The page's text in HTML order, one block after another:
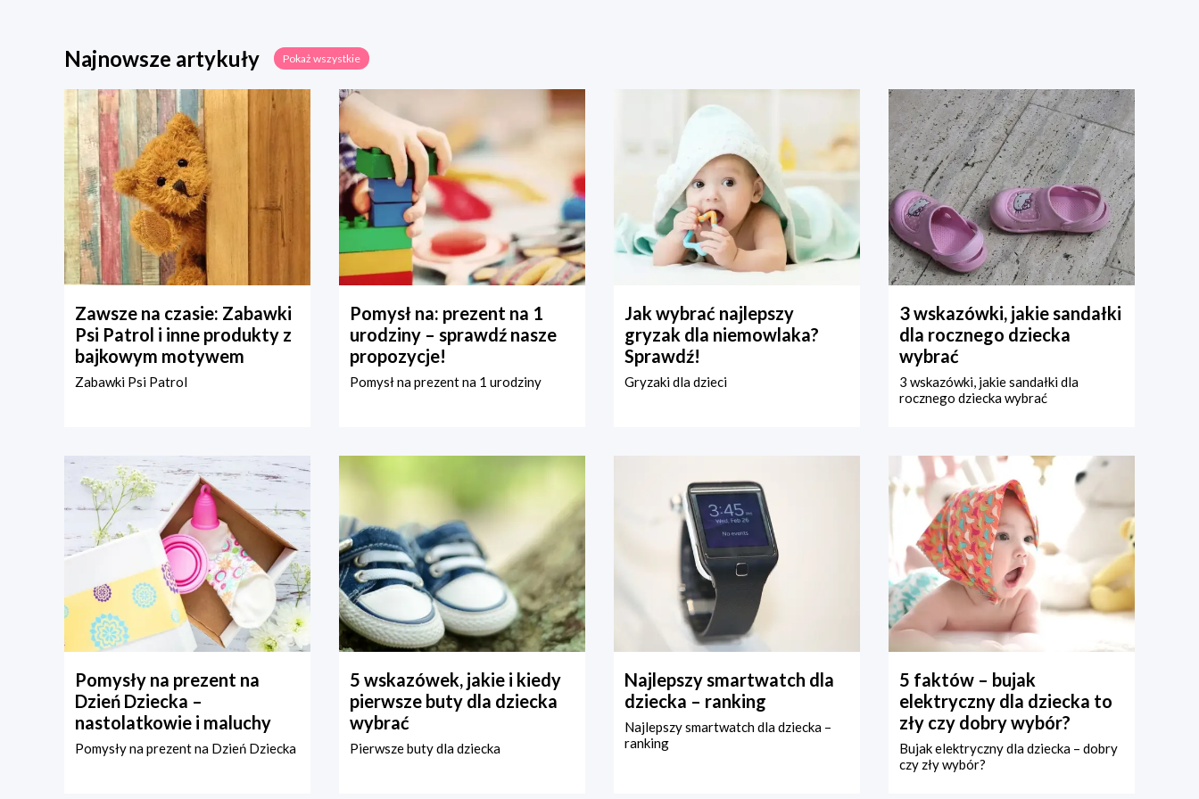
Najnowsze artykuły Pokaż wszystkie
Zawsze na czasie: Zabawki
Psi Patrol i inne produkty z
bajkowym motywem
Zabawki Psi Patrol
Pomysł na: prezent na 1
urodziny – sprawdź nasze
propozycje!
Pomysł na prezent na 1 urodziny
Jak wybrać najlepszy
gryzak dla niemowlaka?
Sprawdź!
Gryzaki dla dzieci
3 wskazówki, jakie sandałki
dla rocznego dziecka
wybrać
3 wskazówki, jakie sandałki dla
rocznego dziecka wybrać
Pomysły na prezent na
Dzień Dziecka –
nastolatkowie i maluchy
Pomysły na prezent na Dzień Dziecka
5 wskazówek, jakie i kiedy
pierwsze buty dla dziecka
wybrać
Pierwsze buty dla dziecka
Najlepszy smartwatch dla
dziecka – ranking
Najlepszy smartwatch dla dziecka –
ranking
5 faktów – bujak
elektryczny dla dziecka to
zły czy dobry wybór?
Bujak elektryczny dla dziecka – dobry
czy zły wybór?